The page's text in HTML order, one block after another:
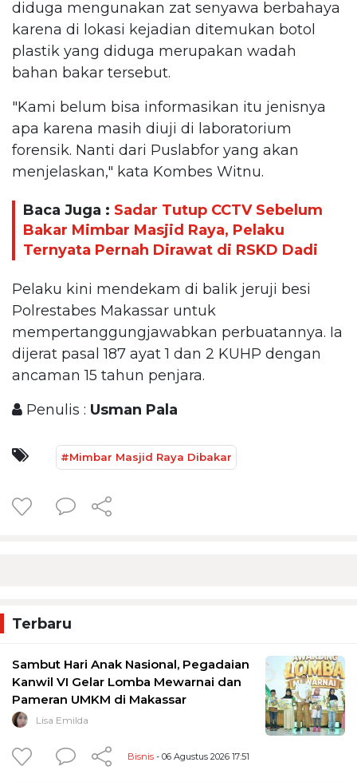
diduga mengunakan zat senyawa berbahaya
karena di lokasi kejadian ditemukan botol
plastik yang diduga merupakan wadah
bahan bakar tersebut.
"Kami belum bisa informasikan itu jenisnya
apa karena masih diuji di laboratorium
forensik. Nanti dari Puslabfor yang akan
menjelaskan," kata Kombes Witnu.
Baca Juga : Sadar Tutup CCTV Sebelum
Bakar Mimbar Masjid Raya, Pelaku
Ternyata Pernah Dirawat di RSKD Dadi
Pelaku kini mendekam di balik jeruji besi
Polrestabes Makassar untuk
mempertanggungjawabkan perbuatannya. Ia
dijerat pasal 187 ayat 1 dan 2 KUHP dengan
ancaman 15 tahun penjara.
Penulis : Usman Pala
#Mimbar Masjid Raya Dibakar
Terbaru
Sambut Hari Anak Nasional, Pegadaian
Kanwil VI Gelar Lomba Mewarnai dan
Pameran UMKM di Makassar
Lisa Emilda
Bisnis - 06 Agustus 2026 17:51